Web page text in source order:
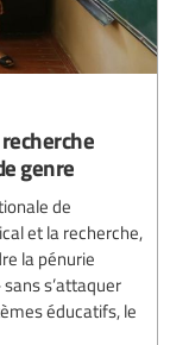
genre
de
et la recherche,
la pénurie
sans s’attaquer
éducatifs, le